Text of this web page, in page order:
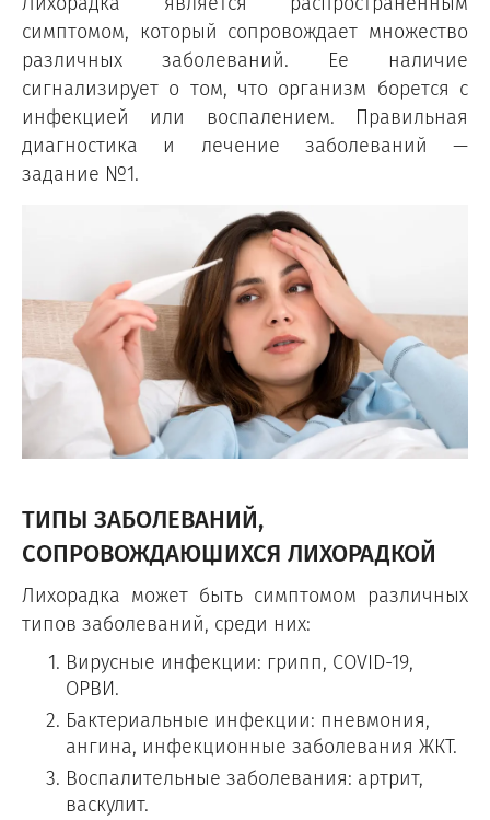
симптомом, который сопровождает множество
различных заболеваний. Ее наличие
сигнализирует о том, что организм борется с
инфекцией или воспалением. Правильная
диагностика и лечение заболеваний —
задание №1.
ТИПЫ ЗАБОЛЕВАНИЙ,
СОПРОВОЖДАЮЩИХСЯ ЛИХОРАДКОЙ
Лихорадка может быть симптомом различных
типов заболеваний, среди них:
Вирусные инфекции: грипп, COVID-19,
ОРВИ.
Бактериальные инфекции: пневмония,
ангина, инфекционные заболевания ЖКТ.
Воспалительные заболевания: артрит,
васкулит.